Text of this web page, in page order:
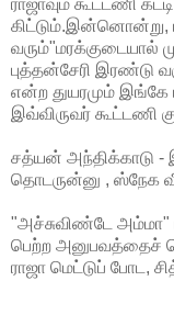
கிட்டும்.இன்னொன்று,
வரும்"மரக்குடையால்
புத்தன்சேரி இரண்டு
என்ற துயரமும் இங்கே
இவ்விருவர் கூட்டணி
சத்யன் அந்திக்காடு
தொடருன்னு , ஸ்நேக
"அச்சுவிண்டே அம்மா"
பெற்ற அனுபவத்தைச்
ராஜா மெட்டுப் போட,